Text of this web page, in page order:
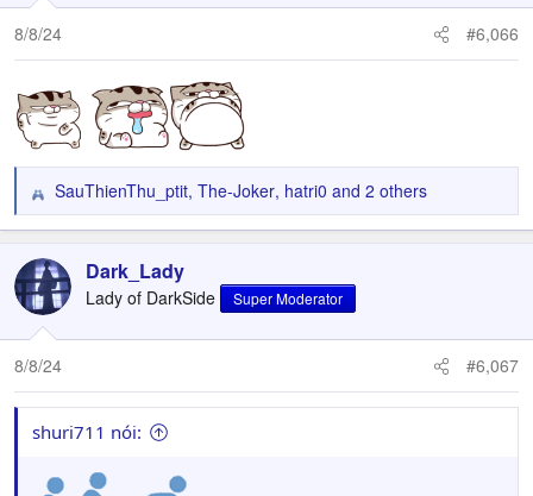
n
s
:
8/8/24 #6,066
R
e
c
t
i
o
n
:
SauThienThu_ptit, The-Joker, hatri0 and 2 others
Dark_Lady
Lady of DarkSide Super Moderator
8/8/24 #6,067
shuri711 nói: